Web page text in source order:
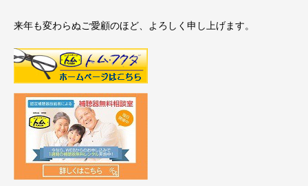
来年も変わらぬご愛顧のほど、よろしく申し上げます。